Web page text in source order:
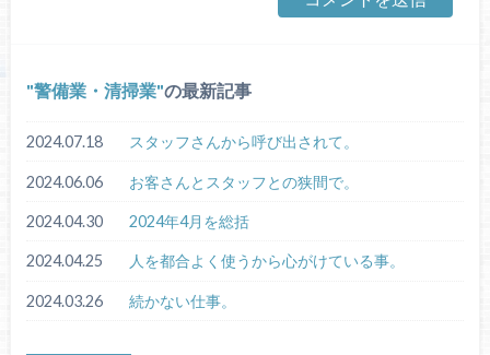
警備業・清掃業 の最新記事
2024.07.18 スタッフさんから呼び出されて。
2024.06.06 お客さんとスタッフとの狭間で。
2024.04.30 2024年4月を総括
2024.04.25 人を都合よく使うから心がけている事。
2024.03.26 続かない仕事。